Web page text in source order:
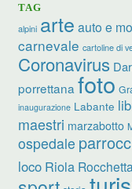
TAG
alpini arte auto e
carnevale cartoline di
Coronavirus
porrettana foto
inaugurazione Labante
maestri marzabotto
ospedale
loco Riola